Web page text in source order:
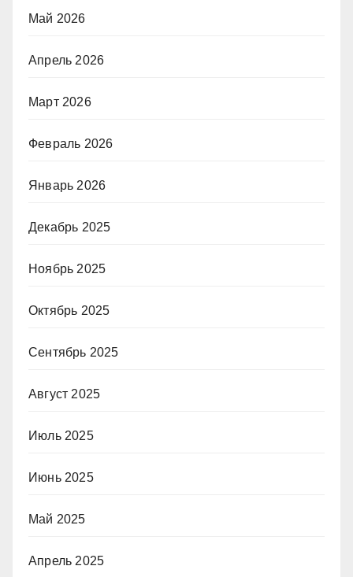
Май 2026
Апрель 2026
Март 2026
Февраль 2026
Январь 2026
Декабрь 2025
Ноябрь 2025
Октябрь 2025
Сентябрь 2025
Август 2025
Июль 2025
Июнь 2025
Май 2025
Апрель 2025